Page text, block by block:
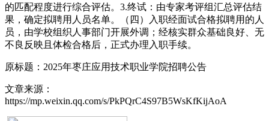
的匹配程度进行综合评估。3.终试：由专家考评组汇总评估结
果，确定拟聘用人员名单。（四）入职经面试合格拟聘用的人
员，由学校组织人事部门开展外调；经核实群众基础良好、无
不良反映且体检合格后，正式办理入职手续。
原标题：2025年枣庄应用技术职业学院招聘公告
文章来源：
https://mp.weixin.qq.com/s/PkPQrC4S97B5WsKfKijAoA